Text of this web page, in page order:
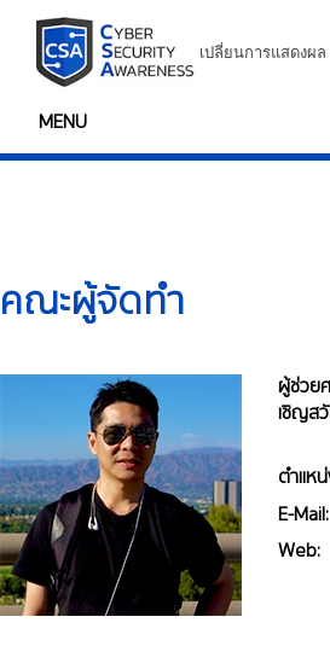
เปลี่ยนการแสดงผล
MENU
คณะผู้จัดทำ
ผู้ช่วย
เชิญส
ตำแห
E-Mail:
Web: